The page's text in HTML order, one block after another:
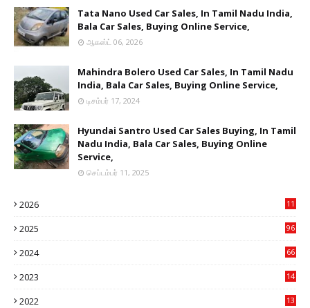
Tata Nano Used Car Sales, In Tamil Nadu India,
Bala Car Sales, Buying Online Service,
ஆகஸ்ட் 06, 2026
Mahindra Bolero Used Car Sales, In Tamil Nadu
India, Bala Car Sales, Buying Online Service,
டிசம்பர் 17, 2024
Hyundai Santro Used Car Sales Buying, In Tamil
Nadu India, Bala Car Sales, Buying Online
Service,
செப்டம்பர் 11, 2025
2026
11
2025
96
2024
66
2023
14
2022
13